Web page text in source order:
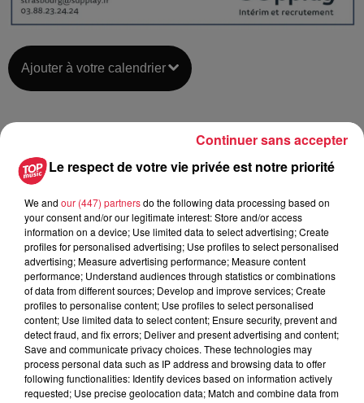
Ajouter à votre calendrier
28 juillet 2021 à 0h00
28 juillet 2021 à 0h00
Lieu
Agence SUPPLAY 1 rue du faubourg
de saverne Strasbourg
Organisateur
Nathalie
0388232424
strasbourg@supplay.fr
Le respect de votre vie privée est notre priorité
We and our (447) partnersdo the following data processing based on
your consent and/or our legitimate interest: Store and/or access
information on a device; Use limited data to select advertising; Create
profiles for personalised advertising; Use profiles to select personalised
advertising; Measure advertising performance; Measure content
performance; Understand audiences through statistics or combinations
of data from different sources; Develop and improve services; Create
profiles to personalise content; Use profiles to select personalised
content; Use limited data to select content; Ensure security, prevent and
detect fraud, and fix errors; Deliver and present advertising and content;
Save and communicate privacy choices. These technologies may
process personal data such as IP address and browsing data to offer
following functionalities: Identify devices based on information actively
requested; Use precise geolocation data; Match and combine data from
Continuer sans accepter